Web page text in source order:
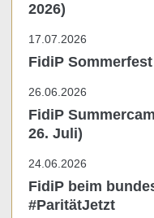
2026)
17.07.2026
FidiP
26.06.2026
FidiP
26. Juli)
24.06.2026
FidiP beim
#ParitätJetzt